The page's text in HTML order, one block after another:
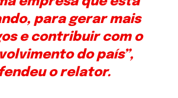
para gerar mais
e contribuir com o
do país”,
o relator.